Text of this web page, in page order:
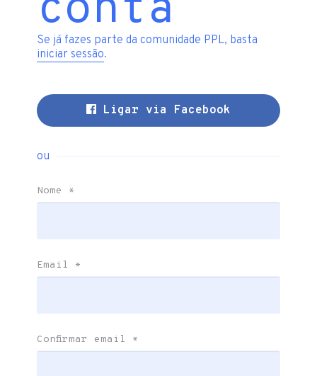
Se já fazes parte da comunidade PPL, basta
iniciar sessão.
Ligar via Facebook
ou
Nome *
Email *
Confirmar email *